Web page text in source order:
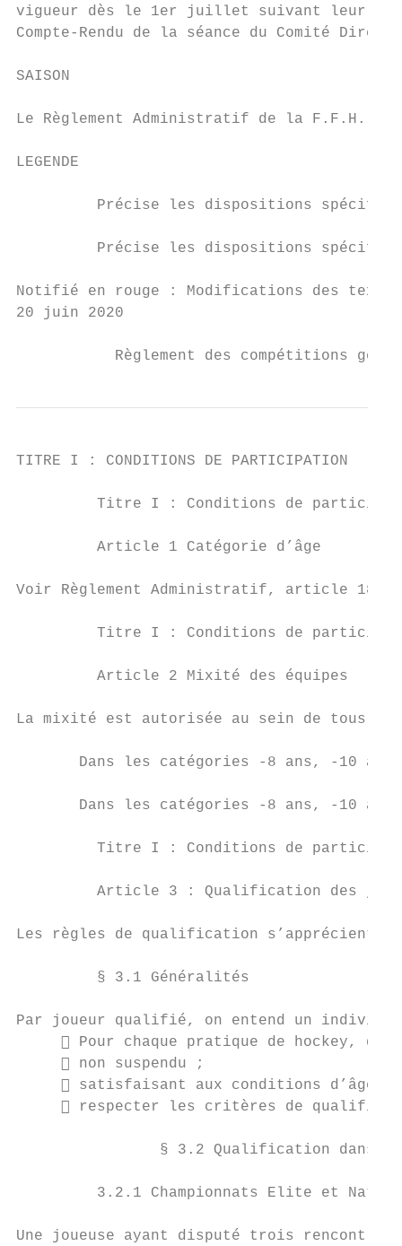
vigueur dès le 1er juillet suivant leur
Compte-Rendu de la séance du Comité
SAISON
Le Règlement Administratif de la
LEGENDE
Précise les dispositions
Précise les dispositions
Notifié en rouge : Modifications des textes
20 juin 2020
Règlement des compétitions
TITRE I : CONDITIONS DE PARTICIPATION
Titre I : Conditions de
         Article 1 Catégorie d’âge
Voir Règlement Administratif, article 18.
Titre I : Conditions de
         Article 2 Mixité des équipes
La mixité est autorisée au sein de tous les
Dans les catégories -8 ans, -10
Dans les catégories -8 ans, -10
Titre I : Conditions de
Article 3 : Qualification des
Les règles de qualification s’apprécient
         § 3.1 Généralités
Par joueur qualifié, on entend un
 Pour chaque pratique de hockey,
      non suspendu ;
 satisfaisant aux conditions d’âge
 respecter les critères de
§ 3.2 Qualification dans
3.2.1 Championnats Elite et
Une joueuse ayant disputé trois